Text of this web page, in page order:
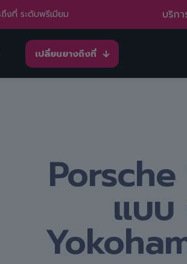
งที่ ระดับพรีเมียม บริก
เปลี่ยนยางถึงที่
Porsche
แบบ